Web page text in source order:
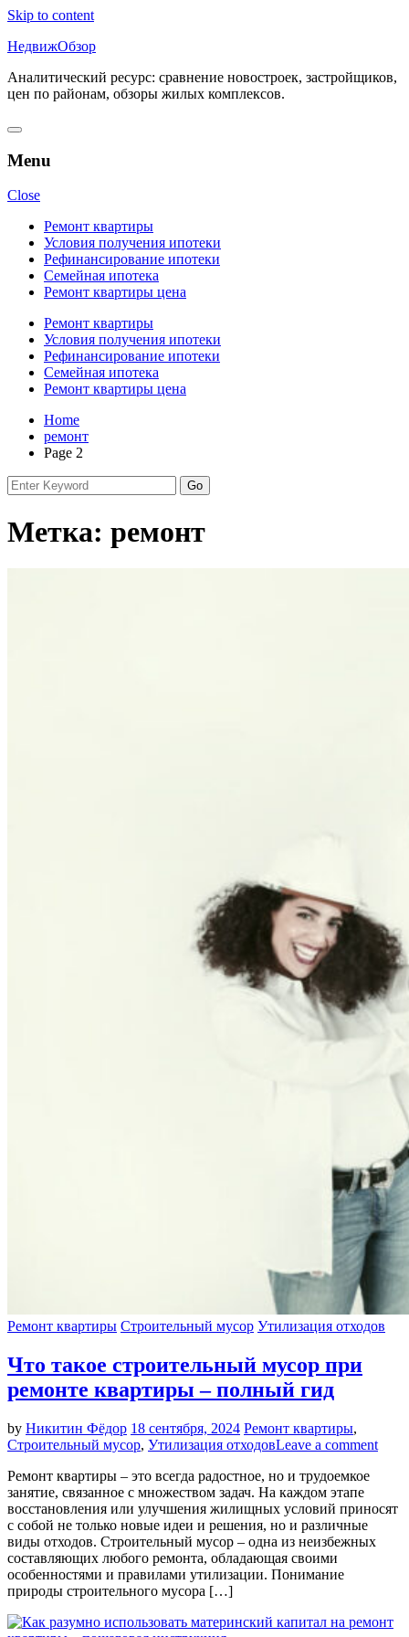
Skip to content
НедвижОбзор
Аналитический ресурс: сравнение новостроек, застройщиков,
цен по районам, обзоры жилых комплексов.
Menu
Close
Ремонт квартиры
Условия получения ипотеки
Рефинансирование ипотеки
Семейная ипотека
Ремонт квартиры цена
Ремонт квартиры
Условия получения ипотеки
Рефинансирование ипотеки
Семейная ипотека
Ремонт квартиры цена
Home
ремонт
Page 2
Метка: ремонт
Ремонт квартиры Строительный мусор Утилизация отходов
Что такое строительный мусор при
ремонте квартиры – полный гид
by Никитин Фёдор 18 сентября, 2024 Ремонт квартиры,
Строительный мусор, Утилизация отходовLeave a comment
Ремонт квартиры – это всегда радостное, но и трудоемкое
занятие, связанное с множеством задач. На каждом этапе
восстановления или улучшения жилищных условий приносят
с собой не только новые идеи и решения, но и различные
виды отходов. Строительный мусор – одна из неизбежных
составляющих любого ремонта, обладающая своими
особенностями и правилами утилизации. Понимание
природы строительного мусора […]